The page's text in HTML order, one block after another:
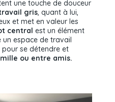
une touche de douceur
gris, quant à lui,
et met en valeur les
central est un élément
un espace de travail
se détendre et
ou entre amis.